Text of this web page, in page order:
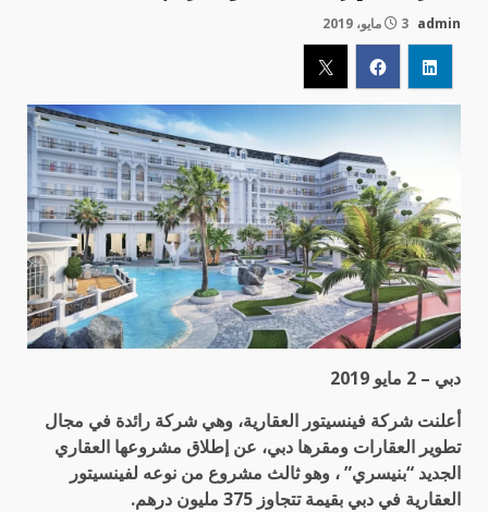
admin 3 مايو، 2019
دبي – 2 مايو 2019
أعلنت شركة فينسيتور العقارية، وهي شركة رائدة في مجال
تطوير العقارات ومقرها دبي، عن إطلاق مشروعها العقاري
الجديد “بنيسري” ، وهو ثالث مشروع من نوعه لفينسيتور
العقارية في دبي بقيمة تتجاوز 375 مليون درهم.